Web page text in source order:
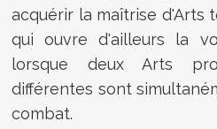
acquérir la maîtrise d'Arts
qui ouvre d'ailleurs la
lorsque deux Arts
différentes sont
combat.